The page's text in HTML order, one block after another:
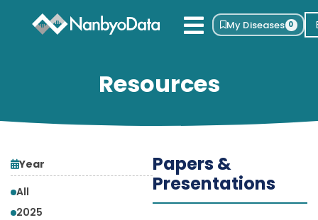
My Diseases 0
Resources
Year
All
2025
Papers &
Presentations